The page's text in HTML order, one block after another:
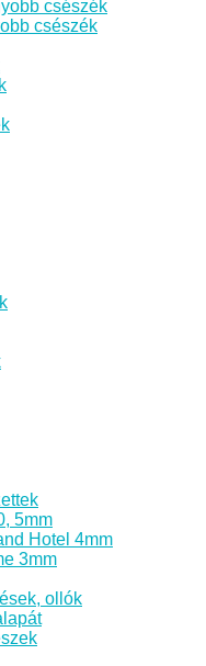
csészék
csészék
5mm
Hotel 4mm
3mm
ollók